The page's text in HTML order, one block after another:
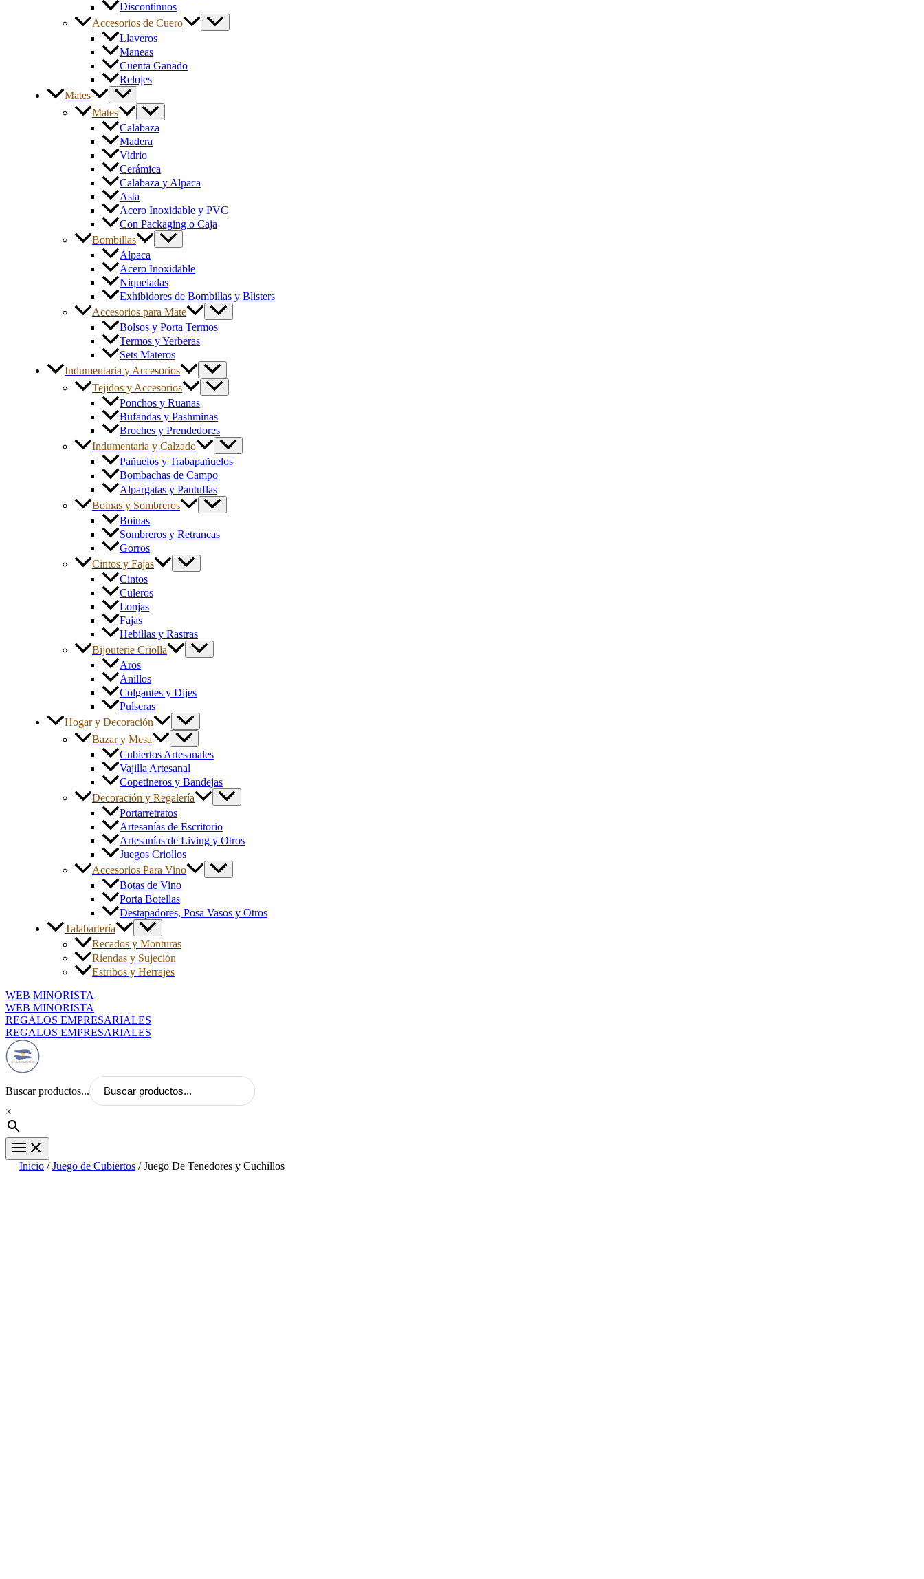
Discontinuos
Accesorios de Cuero
Llaveros
Maneas
Cuenta Ganado
Relojes
Mates
Mates
Calabaza
Madera
Vidrio
Cerámica
Calabaza y Alpaca
Asta
Acero Inoxidable y PVC
Con Packaging o Caja
Bombillas
Alpaca
Acero Inoxidable
Niqueladas
Exhibidores de Bombillas y Blisters
Accesorios para Mate
Bolsos y Porta Termos
Termos y Yerberas
Sets Materos
Indumentaria y Accesorios
Tejidos y Accesorios
Ponchos y Ruanas
Bufandas y Pashminas
Broches y Prendedores
Indumentaria y Calzado
Pañuelos y Trabapañuelos
Bombachas de Campo
Alpargatas y Pantuflas
Boinas y Sombreros
Boinas
Sombreros y Retrancas
Gorros
Cintos y Fajas
Cintos
Culeros
Lonjas
Fajas
Hebillas y Rastras
Bijouterie Criolla
Aros
Anillos
Colgantes y Dijes
Pulseras
Hogar y Decoración
Bazar y Mesa
Cubiertos Artesanales
Vajilla Artesanal
Copetineros y Bandejas
Decoración y Regalería
Portarretratos
Artesanías de Escritorio
Artesanías de Living y Otros
Juegos Criollos
Accesorios Para Vino
Botas de Vino
Porta Botellas
Destapadores, Posa Vasos y Otros
Talabartería
Recados y Monturas
Riendas y Sujeción
Estribos y Herrajes
WEB MINORISTA
WEB MINORISTA
REGALOS EMPRESARIALES
REGALOS EMPRESARIALES
Buscar productos...
×
Inicio /Juego de Cubiertos / Juego De Tenedores y Cuchillos